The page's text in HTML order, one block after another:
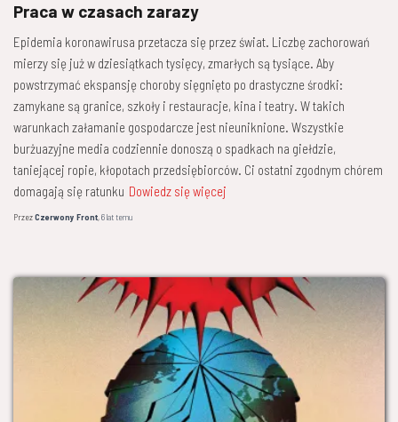
Praca w czasach zarazy
Epidemia koronawirusa przetacza się przez świat. Liczbę zachorowań
mierzy się już w dziesiątkach tysięcy, zmarłych są tysiące. Aby
powstrzymać ekspansję choroby sięgnięto po drastyczne środki:
zamykane są granice, szkoły i restauracje, kina i teatry. W takich
warunkach załamanie gospodarcze jest nieuniknione. Wszystkie
burżuazyjne media codziennie donoszą o spadkach na giełdzie,
taniejącej ropie, kłopotach przedsiębiorców. Ci ostatni zgodnym chórem
domagają się ratunku Dowiedz się więcej
PrzezCzerwony Front,6 lattemu